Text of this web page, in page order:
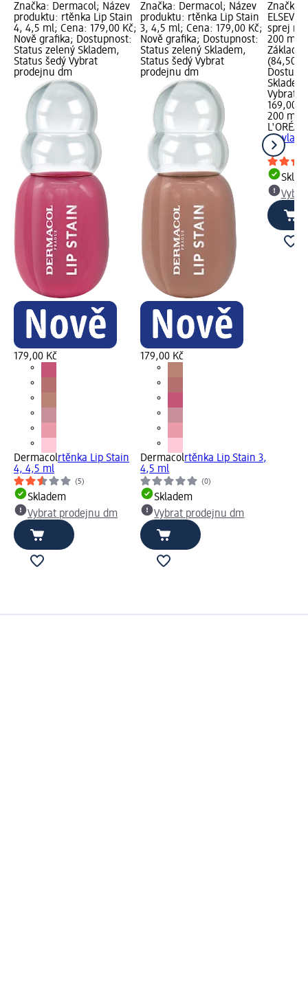
Značka: Dermacol; Název
produktu: rtěnka Lip Stain
4, 4,5 ml; Cena: 179,00 Kč;
Nově grafika; Dostupnost:
Status zelený Skladem,
Status šedý Vybrat
prodejnu dm
179,00 Kč
Dermacolrtěnka Lip Stain
4, 4,5 ml
(5)
Skladem
Vybrat prodejnu dm
Značka: Dermacol; Název
produktu: rtěnka Lip Stain
3, 4,5 ml; Cena: 179,00 Kč;
Nově grafika; Dostupnost:
Status zelený Skladem,
Status šedý Vybrat
prodejnu dm
179,00 Kč
Dermacolrtěnka Lip Stain 3,
4,5 ml
(0)
Skladem
Vybrat prodejnu dm
Značka:
sprej na
200 ml;
(84,50
Vybrat
169,00
200 ml
L'ORÉAL
na vlasy
ml